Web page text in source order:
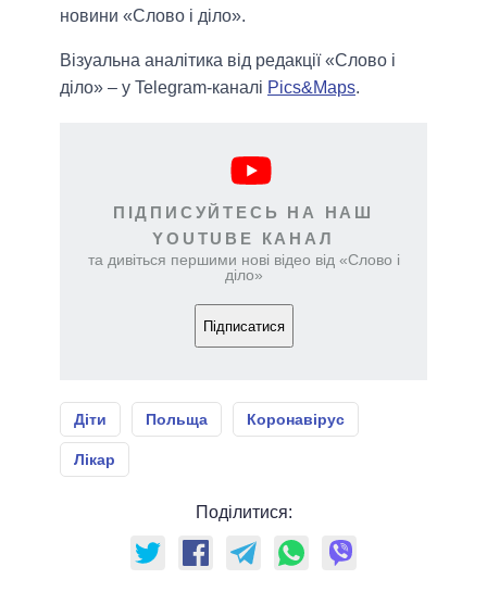
новини «Слово і діло».
Візуальна аналітика від редакції «Слово і
діло» – у Telegram-каналі Pics&Maps.
ПІДПИСУЙТЕСЬ НА НАШ
YOUTUBE КАНАЛ
та дивіться першими нові відео від «Слово і
діло»
Підписатися
Діти Польща Коронавірус
Лікар
Поділитися: